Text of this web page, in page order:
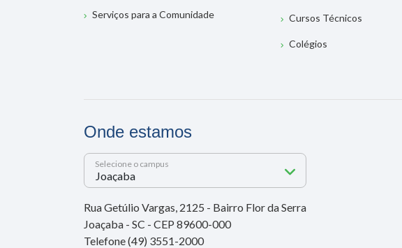
Serviços para a Comunidade Cursos Técnicos
Colégios
Onde estamos
Selecione o campus
Rua Getúlio Vargas, 2125 - Bairro Flor da Serra
Joaçaba - SC - CEP 89600-000
Telefone (49) 3551-2000